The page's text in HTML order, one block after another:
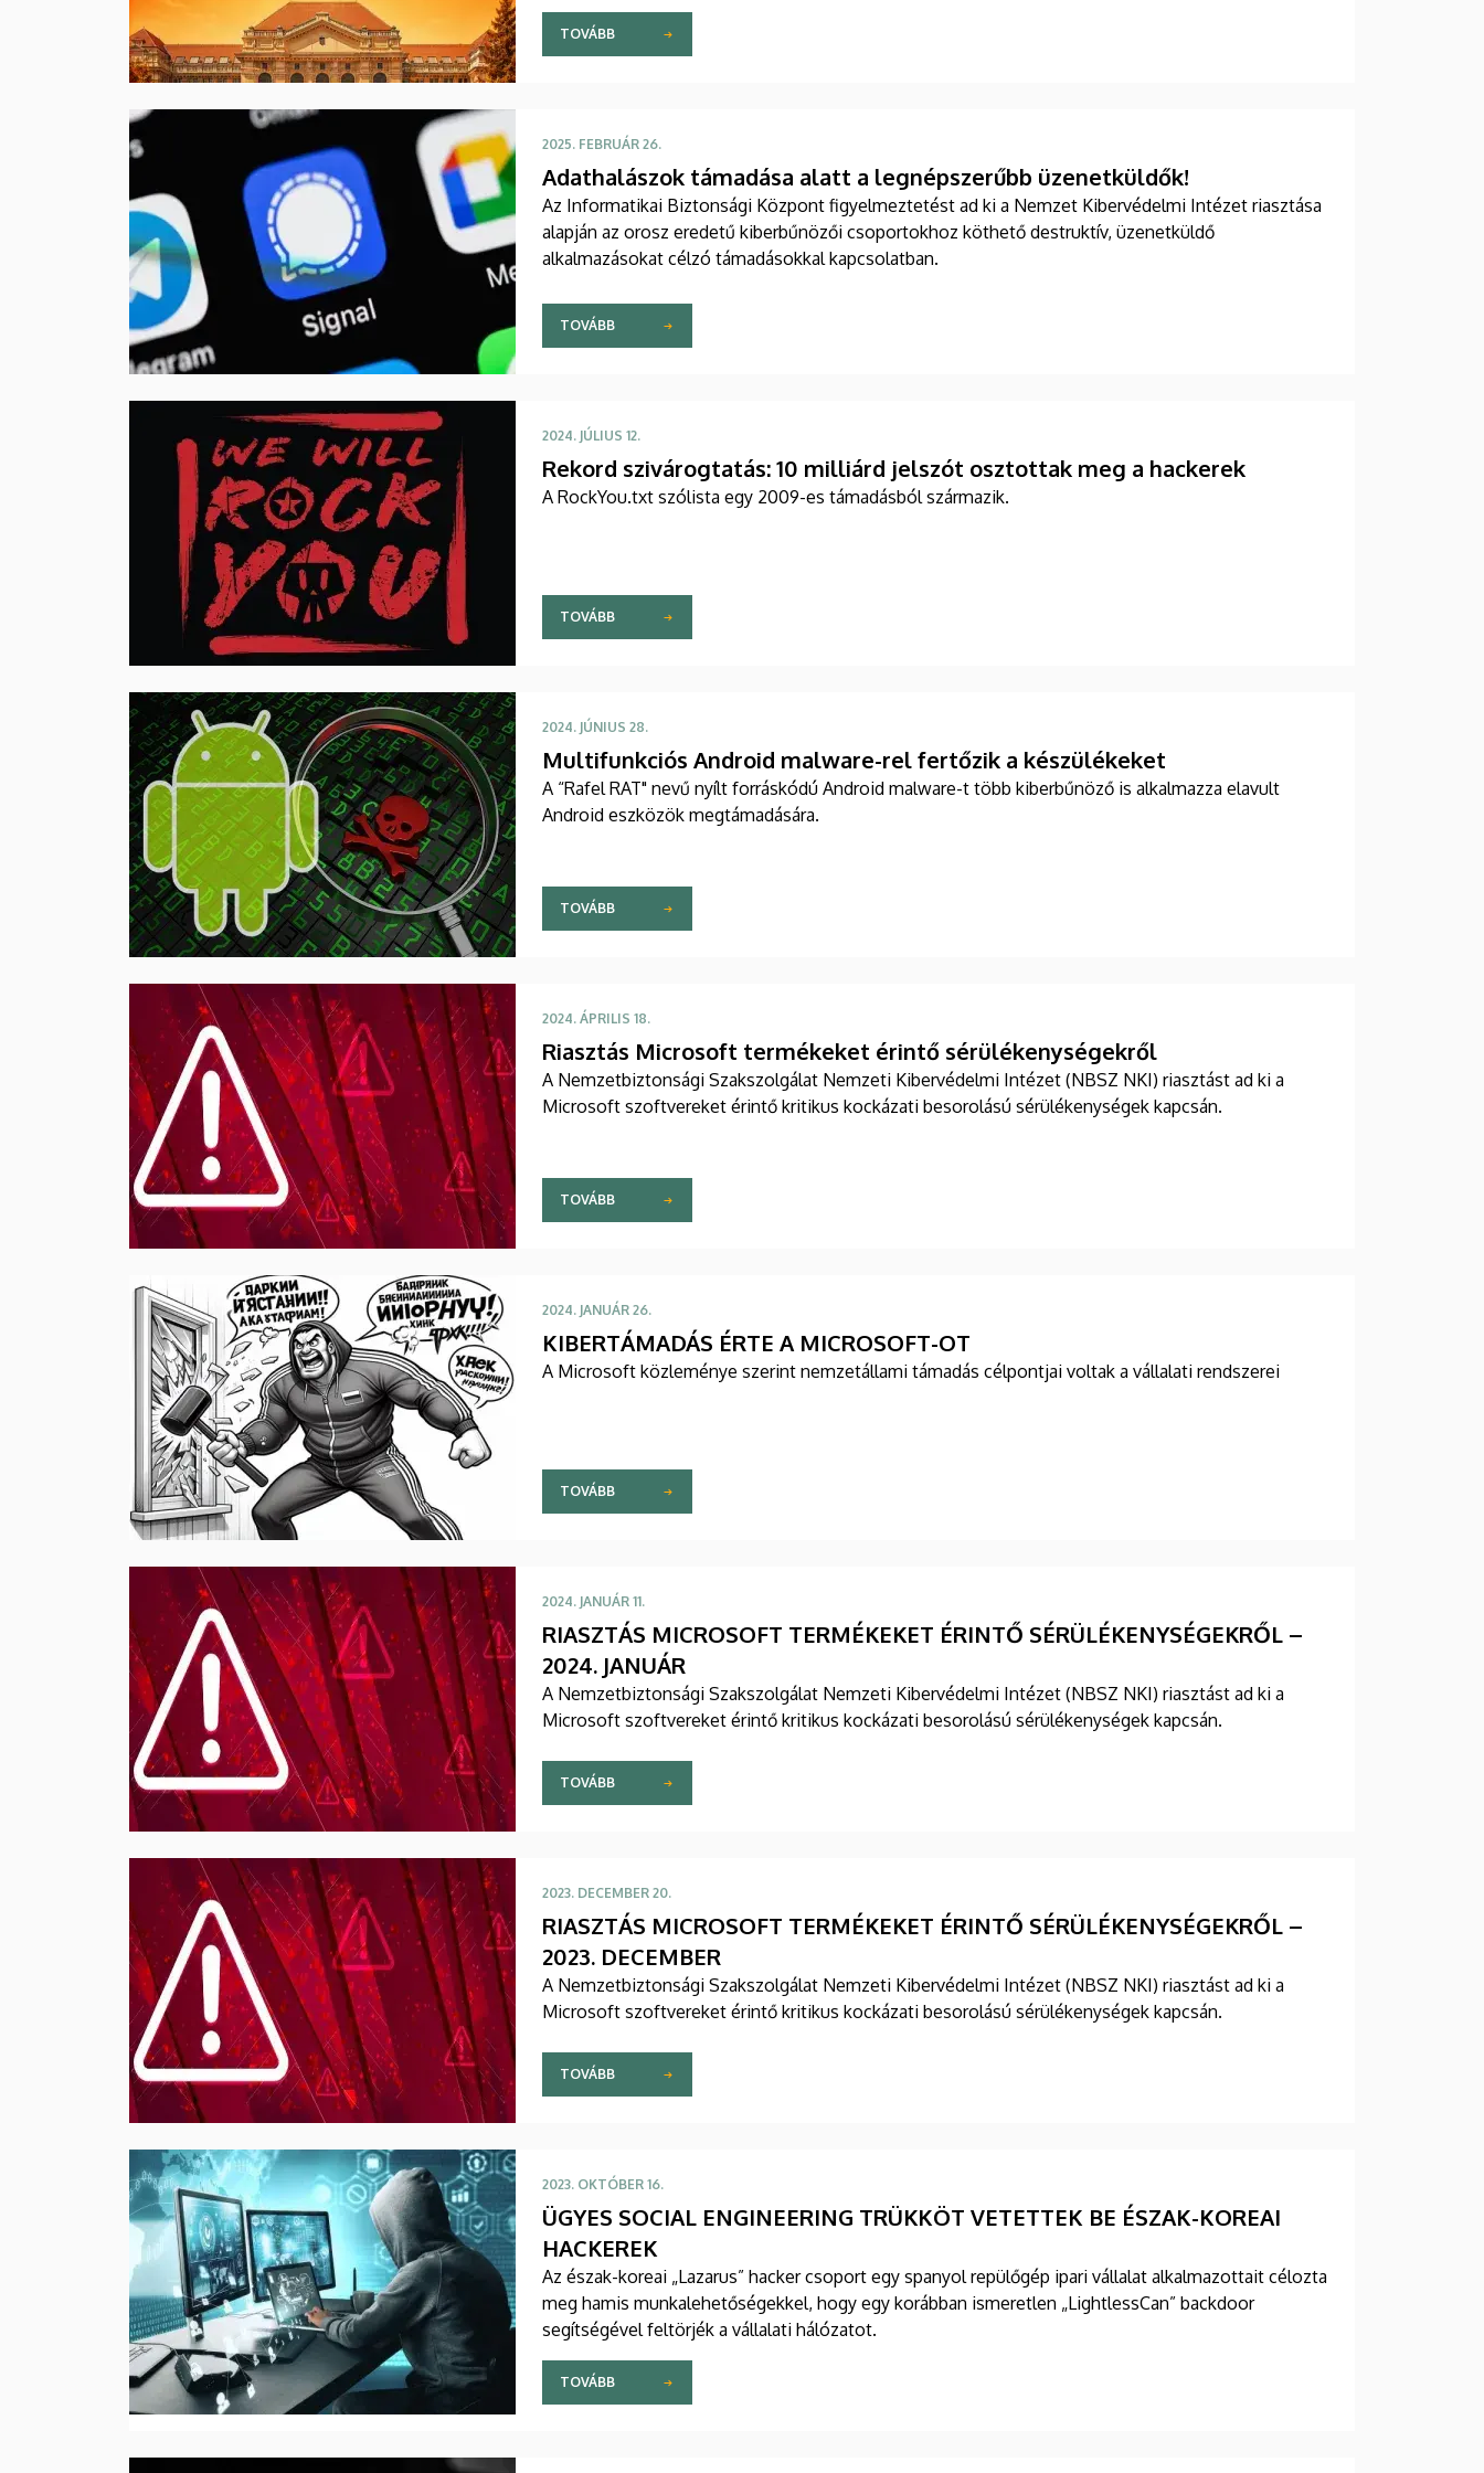
TOVÁBB
2025. FEBRUÁR 26.
Adathalászok támadása alatt a legnépszerűbb üzenetküldők!
Az Informatikai Biztonsági Központ figyelmeztetést ad ki a Nemzet Kibervédelmi Intézet riasztása
alapján az orosz eredetű kiberbűnözői csoportokhoz köthető destruktív, üzenetküldő
alkalmazásokat célzó támadásokkal kapcsolatban.
TOVÁBB
2024. JÚLIUS 12.
Rekord szivárogtatás: 10 milliárd jelszót osztottak meg a hackerek
A RockYou.txt szólista egy 2009-es támadásból származik.
TOVÁBB
2024. JÚNIUS 28.
Multifunkciós Android malware-rel fertőzik a készülékeket
A “Rafel RAT" nevű nyílt forráskódú Android malware-t több kiberbűnöző is alkalmazza elavult
Android eszközök megtámadására.
TOVÁBB
2024. ÁPRILIS 18.
Riasztás Microsoft termékeket érintő sérülékenységekről
A Nemzetbiztonsági Szakszolgálat Nemzeti Kibervédelmi Intézet (NBSZ NKI) riasztást ad ki a
Microsoft szoftvereket érintő kritikus kockázati besorolású sérülékenységek kapcsán.
TOVÁBB
2024. JANUÁR 26.
KIBERTÁMADÁS ÉRTE A MICROSOFT-OT
A Microsoft közleménye szerint nemzetállami támadás célpontjai voltak a vállalati rendszerei
TOVÁBB
2024. JANUÁR 11.
RIASZTÁS MICROSOFT TERMÉKEKET ÉRINTŐ SÉRÜLÉKENYSÉGEKRŐL –
2024. JANUÁR
A Nemzetbiztonsági Szakszolgálat Nemzeti Kibervédelmi Intézet (NBSZ NKI) riasztást ad ki a
Microsoft szoftvereket érintő kritikus kockázati besorolású sérülékenységek kapcsán.
TOVÁBB
2023. DECEMBER 20.
RIASZTÁS MICROSOFT TERMÉKEKET ÉRINTŐ SÉRÜLÉKENYSÉGEKRŐL –
2023. DECEMBER
A Nemzetbiztonsági Szakszolgálat Nemzeti Kibervédelmi Intézet (NBSZ NKI) riasztást ad ki a
Microsoft szoftvereket érintő kritikus kockázati besorolású sérülékenységek kapcsán.
TOVÁBB
2023. OKTÓBER 16.
ÜGYES SOCIAL ENGINEERING TRÜKKÖT VETETTEK BE ÉSZAK-KOREAI
HACKEREK
Az észak-koreai „Lazarus” hacker csoport egy spanyol repülőgép ipari vállalat alkalmazottait célozta
meg hamis munkalehetőségekkel, hogy egy korábban ismeretlen „LightlessCan” backdoor
segítségével feltörjék a vállalati hálózatot.
TOVÁBB